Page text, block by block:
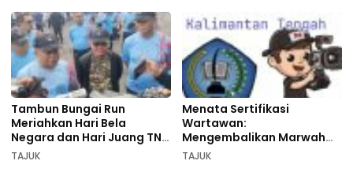
Tambun Bungai Run
Meriahkan Hari Bela
Negara dan Hari Juang TNI
AD di Palangka Raya
TAJUK
Menata Sertifikasi
Wartawan:
Mengembalikan Marwah
Pers dan Keadilan
TAJUK